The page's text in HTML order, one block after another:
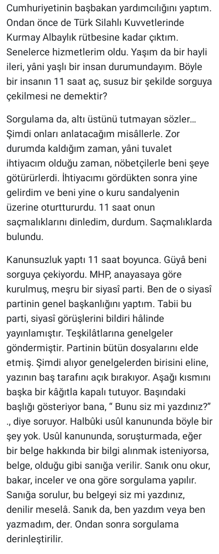
Cumhuriyetinin başbakan yardımcılığını yaptım.
Ondan önce de Türk Silahlı Kuvvetlerinde
Kurmay Albaylık rütbesine kadar çıktım.
Senelerce hizmetlerim oldu. Yaşım da bir hayli
ileri, yâni yaşlı bir insan durumundayım. Böyle
bir insanın 11 saat aç, susuz bir şekilde sorguya
çekilmesi ne demektir?
Sorgulama da, altı üstünü tutmayan sözler…
Şimdi onları anlatacağım misâllerle. Zor
durumda kaldığım zaman, yâni tuvalet
ihtiyacım olduğu zaman, nöbetçilerle beni şeye
götürürlerdi. İhtiyacımı gördükten sonra yine
gelirdim ve beni yine o kuru sandalyenin
üzerine oturttururdu. 11 saat onun
saçmalıklarını dinledim, durdum. Saçmalıklarda
bulundu.
Kanunsuzluk yaptı 11 saat boyunca. Güyâ beni
sorguya çekiyordu. MHP, anayasaya göre
kurulmuş, meşru bir siyasî parti. Ben de o siyasî
partinin genel başkanlığını yaptım. Tabii bu
parti, siyasî görüşlerini bildiri hâlinde
yayınlamıştır. Teşkilâtlarına genelgeler
göndermiştir. Partinin bütün dosyalarını elde
etmiş. Şimdi alıyor genelgelerden birisini eline,
yazının baş tarafını açık bırakıyor. Aşağı kısmını
başka bir kâğıtla kapalı tutuyor. Başındaki
başlığı gösteriyor bana, “ Bunu siz mi yazdınız?”
., diye soruyor. Halbûki usûl kanununda böyle bir
şey yok. Usûl kanununda, soruşturmada, eğer
bir belge hakkında bir bilgi alınmak isteniyorsa,
belge, olduğu gibi sanığa verilir. Sanık onu okur,
bakar, inceler ve ona göre sorgulama yapılır.
Sanığa sorulur, bu belgeyi siz mi yazdınız,
denilir meselâ. Sanık da, ben yazdım veya ben
yazmadım, der. Ondan sonra sorgulama
derinleştirilir.